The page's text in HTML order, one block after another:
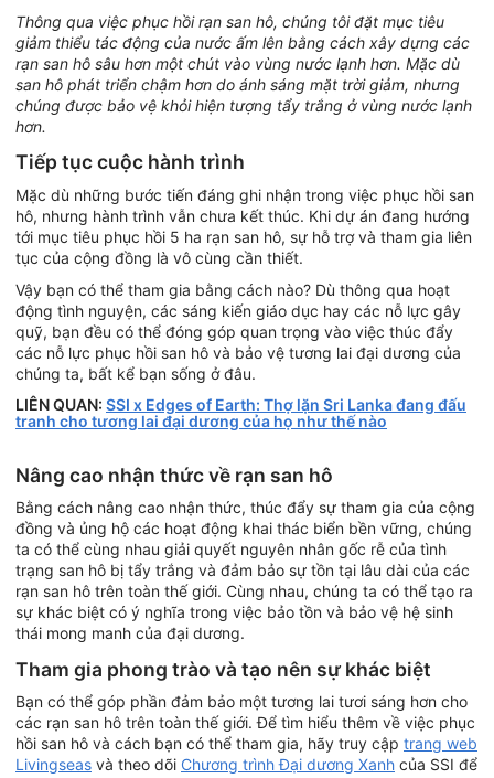
Thông qua việc phục hồi rạn san hô, chúng tôi đặt mục tiêu
giảm thiểu tác động của nước ấm lên bằng cách xây dựng các
rạn san hô sâu hơn một chút vào vùng nước lạnh hơn. Mặc dù
san hô phát triển chậm hơn do ánh sáng mặt trời giảm, nhưng
chúng được bảo vệ khỏi hiện tượng tẩy trắng ở vùng nước lạnh
hơn.
Tiếp tục cuộc hành trình
Mặc dù những bước tiến đáng ghi nhận trong việc phục hồi san
hô, nhưng hành trình vẫn chưa kết thúc. Khi dự án đang hướng
tới mục tiêu phục hồi 5 ha rạn san hô, sự hỗ trợ và tham gia liên
tục của cộng đồng là vô cùng cần thiết.
Vậy bạn có thể tham gia bằng cách nào? Dù thông qua hoạt
động tình nguyện, các sáng kiến giáo dục hay các nỗ lực gây
quỹ, bạn đều có thể đóng góp quan trọng vào việc thúc đẩy
các nỗ lực phục hồi san hô và bảo vệ tương lai đại dương của
chúng ta, bất kể bạn sống ở đâu.
LIÊN QUAN: SSI x Edges of Earth: Thợ lặn Sri Lanka đang đấu
tranh cho tương lai đại dương của họ như thế nào
Nâng cao nhận thức về rạn san hô
Bằng cách nâng cao nhận thức, thúc đẩy sự tham gia của cộng
đồng và ủng hộ các hoạt động khai thác biển bền vững, chúng
ta có thể cùng nhau giải quyết nguyên nhân gốc rễ của tình
trạng san hô bị tẩy trắng và đảm bảo sự tồn tại lâu dài của các
rạn san hô trên toàn thế giới. Cùng nhau, chúng ta có thể tạo ra
sự khác biệt có ý nghĩa trong việc bảo tồn và bảo vệ hệ sinh
thái mong manh của đại dương.
Tham gia phong trào và tạo nên sự khác biệt
Bạn có thể góp phần đảm bảo một tương lai tươi sáng hơn cho
các rạn san hô trên toàn thế giới. Để tìm hiểu thêm về việc phục
hồi san hô và cách bạn có thể tham gia, hãy truy cập trang web
Livingseas và theo dõi Chương trình Đại dương Xanh của SSI để